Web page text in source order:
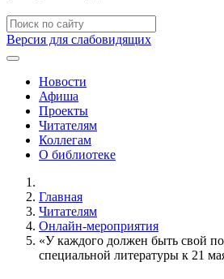
Версия для слабовидящих
Новости
Афиша
Проекты
Читателям
Коллегам
О библиотеке
Главная
Читателям
Онлайн-мероприятия
«У каждого должен быть свой
специальной литературы к 21